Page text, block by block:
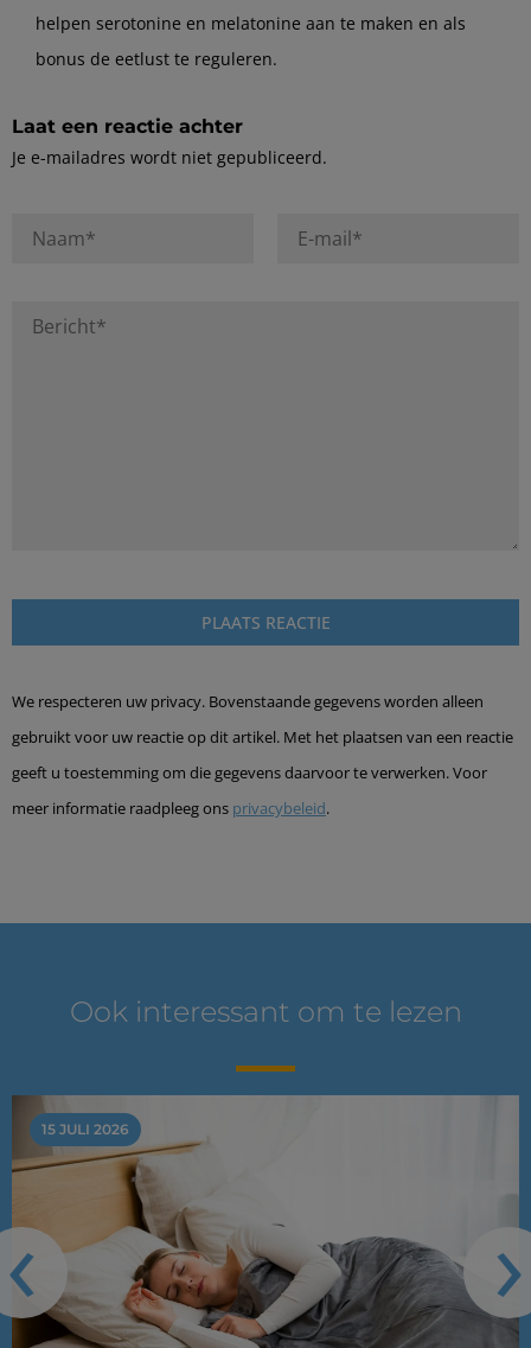
helpen serotonine en melatonine aan te maken en als
bonus de eetlust te reguleren.
Laat een reactie achter
Je e-mailadres wordt niet gepubliceerd.
We respecteren uw privacy. Bovenstaande gegevens worden alleen
gebruikt voor uw reactie op dit artikel. Met het plaatsen van een reactie
geeft u toestemming om die gegevens daarvoor te verwerken. Voor
meer informatie raadpleeg ons privacybeleid.
Ook interessant om te lezen
15 JULI 2026
‹ ›